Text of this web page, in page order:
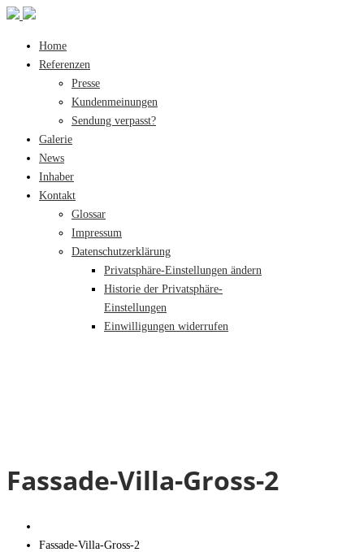
Home
Referenzen
Presse
Kundenmeinungen
Sendung verpasst?
Galerie
News
Inhaber
Kontakt
Glossar
Impressum
Datenschutzerklärung
Privatsphäre-Einstellungen ändern
Historie der Privatsphäre-
Einstellungen
Einwilligungen widerrufen
Fassade-Villa-Gross-2
Fassade-Villa-Gross-2